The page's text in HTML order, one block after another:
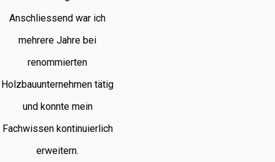
Anschliessend war ich
mehrere Jahre bei
renommierten
Holzbauunternehmen tätig
und konnte mein
Fachwissen kontinuierlich
erweitern.